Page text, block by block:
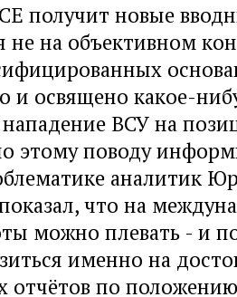
получит новые
не на объективном
и освящено какое-
нападение ВСУ на
этому поводу
аналитик
что на
можно плевать - и
именно на
по